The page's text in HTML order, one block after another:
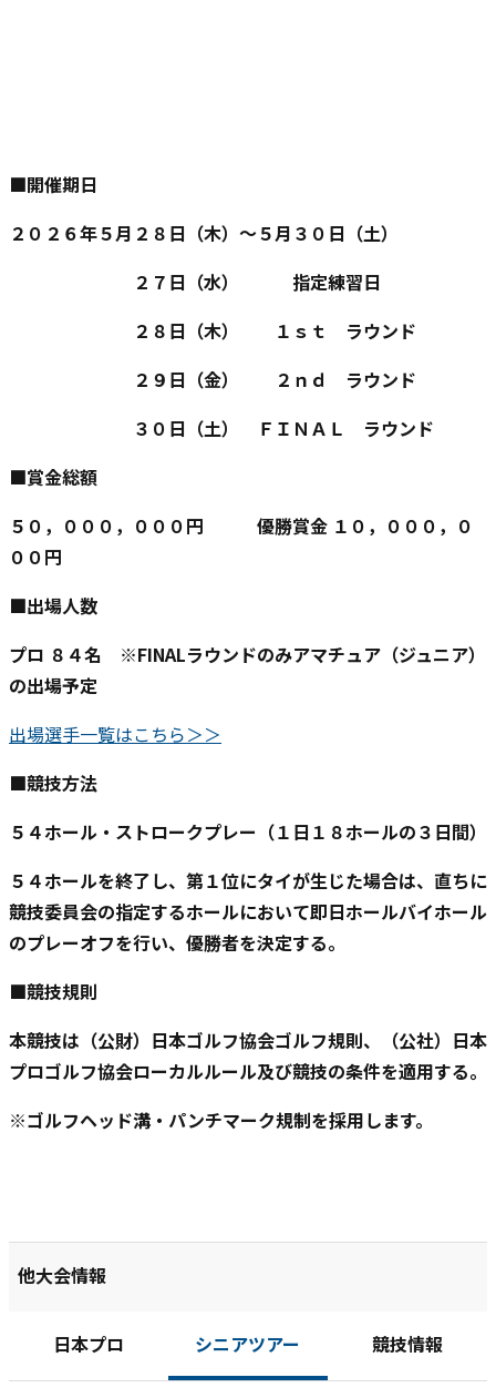
■開催期日
２０２６年５月２８日（木）～５月３０日（土）
２７日（水） 指定練習日
２８日（木） １ｓｔ ラウンド
２９日（金） ２ｎｄ ラウンド
３０日（土） ＦＩＮＡＬ ラウンド
■賞金総額
５０，０００，０００円 優勝賞金 １０，０００，０
００円
■出場人数
プロ ８４名 ※FINALラウンドのみアマチュア（ジュニア）
の出場予定
出場選手一覧はこちら＞＞
■競技方法
５４ホール・ストロークプレー（１日１８ホールの３日間）
５４ホールを終了し、第１位にタイが生じた場合は、直ちに
競技委員会の指定するホールにおいて即日ホールバイホール
のプレーオフを行い、優勝者を決定する。
■競技規則
本競技は（公財）日本ゴルフ協会ゴルフ規則、（公社）日本
プロゴルフ協会ローカルルール及び競技の条件を適用する。
※ゴルフヘッド溝・パンチマーク規制を採用します。
他大会情報
日本プロ シニアツアー 競技情報